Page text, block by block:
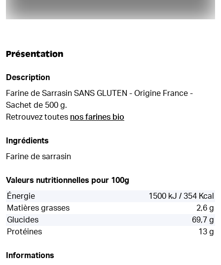
Présentation
Description
Farine de Sarrasin SANS GLUTEN - Origine France -
Sachet de 500 g.
Retrouvez toutes nos farines bio
Ingrédients
Farine de sarrasin
Valeurs nutritionnelles pour 100g
Énergie
1500 kJ / 354 Kcal
Matières grasses
2,6 g
Glucides
69,7 g
Protéines
13 g
Informations